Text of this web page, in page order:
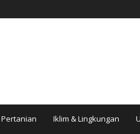
Pertanian Iklim & Lingkungan